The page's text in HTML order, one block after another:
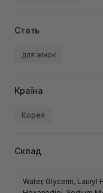
Стать
для жінок
Країна
Корея
Склад
Water, Glycerin, Lauryl